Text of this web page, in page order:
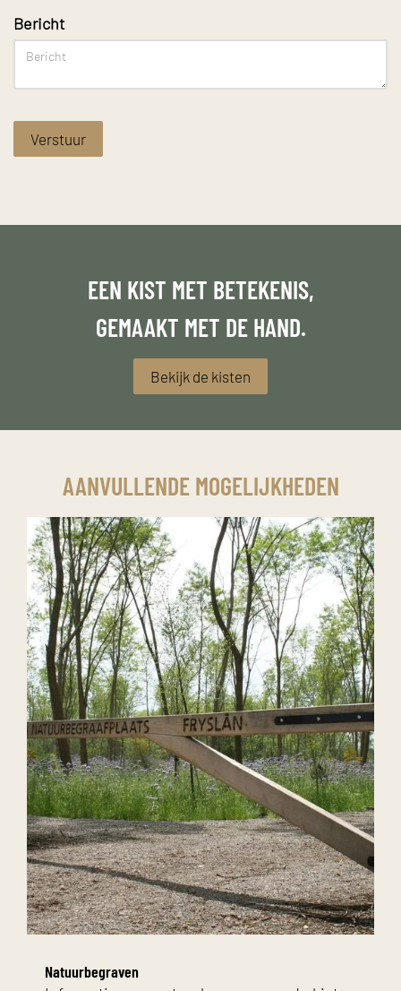
Bericht
Verstuur
EEN KIST MET BETEKENIS,
GEMAAKT MET DE HAND.
Bekijk de kisten
AANVULLENDE MOGELIJKHEDEN
Natuurbegraven